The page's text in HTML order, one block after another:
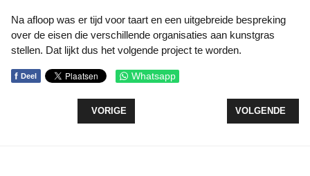
Na afloop was er tijd voor taart en een uitgebreide bespreking
over de eisen die verschillende organisaties aan kunstgras
stellen. Dat lijkt dus het volgende project te worden.
f Deel Whatsapp
VORIG ARTIKEL: EERSTE EDITIE SCOUT-EX IN
VORIGE VOLGENDE
VOLGENDE